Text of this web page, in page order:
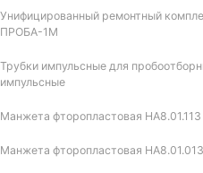
Унифицированный ремонтный
ПРОБА-1М
Трубки импульсные для
импульсные
Манжета фторопластовая
Манжета фторопластовая